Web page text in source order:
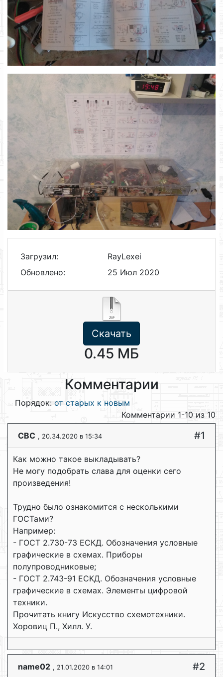
Загрузил:
RayLexei
Обновлено:
25 Июл 2020
Скачать
0.45 МБ
Комментарии
Порядок: от старых к новым
Комментарии 1-10 из 10
CBC , 20.34.2020 в 15:34 #1
Как можно такое выкладывать?
Не могу подобрать слава для оценки сего
произведения!
Трудно было ознакомится с несколькими
ГОСТами?
Например:
- ГОСТ 2.730-73 ЕСКД. Обозначения условные
графические в схемах. Приборы
полупроводниковые;
- ГОСТ 2.743-91 ЕСКД. Обозначения условные
графические в схемах. Элементы цифровой
техники.
Прочитать книгу Искусство схемотехники.
Хоровиц П., Хилл. У.
name02 , 21.01.2020 в 14:01 #2